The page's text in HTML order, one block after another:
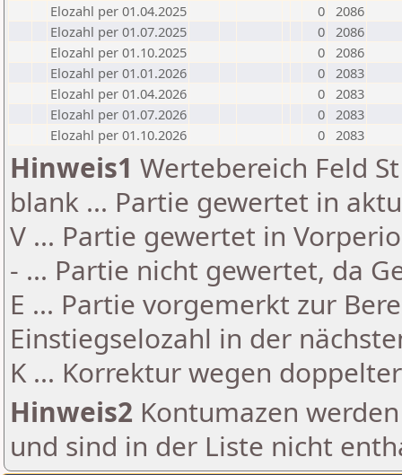
Elozahl per 01.04.2025
0 2086
Elozahl per 01.07.2025
0 2086
Elozahl per 01.10.2025
0 2086
Elozahl per 01.01.2026
0 2083
Elozahl per 01.04.2026
0 2083
Elozahl per 01.07.2026
0 2083
Elozahl per 01.10.2026
0 2083
Hinweis1 Wertebereich Feld
blank ... Partie gewertet in
V ... Partie gewertet in
- ... Partie nicht gewertet, da
E ... Partie vorgemerkt zur
Einstiegselozahl in der
K ... Korrektur wegen
Hinweis2 Kontumazen
und sind in der Liste nicht